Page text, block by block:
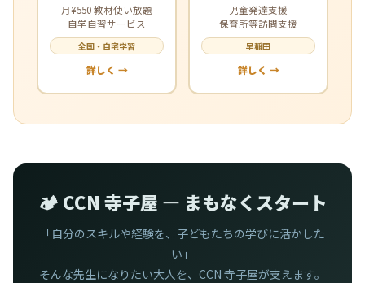
月¥550 教材使い放題
自学自習サービス
全国・自宅学習
詳しく →
児童発達支援
保育所等訪問支援
早稲田
詳しく →
🏕️ CCN 寺子屋 — まもなくスタート
「自分のスキルや経験を、子どもたちの学びに活かした
い」
そんな先生になりたい大人を、CCN 寺子屋が支えます。